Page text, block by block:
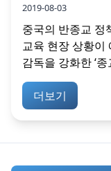
2019-08-03
중국의 반종교 정
교육 현장 상황이
감독을 강화한 ‘
더보기